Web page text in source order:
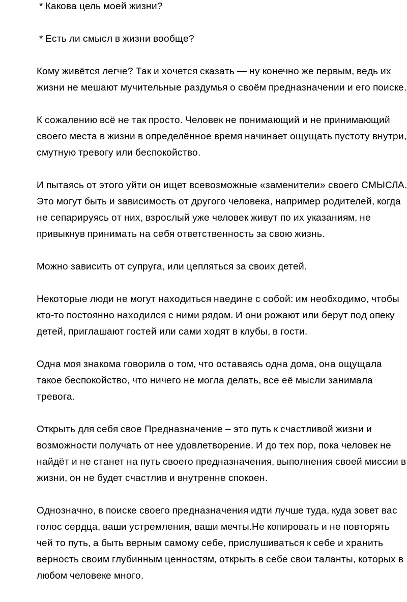
* Какова цель моей жизни?
* Есть ли смысл в жизни вообще?
Кому живётся легче? Так и хочется сказать — ну конечно же первым, ведь их
жизни не мешают мучительные раздумья о своём предназначении и его поиске.
К сожалению всё не так просто. Человек не понимающий и не принимающий
своего места в жизни в определённое время начинает ощущать пустоту внутри,
смутную тревогу или беспокойство.
И пытаясь от этого уйти он ищет всевозможные «заменители» своего СМЫСЛА.
Это могут быть и зависимость от другого человека, например родителей, когда
не сепарируясь от них, взрослый уже человек живут по их указаниям, не
привыкнув принимать на себя ответственность за свою жизнь.
Можно зависить от супруга, или цепляться за своих детей.
Некоторые люди не могут находиться наедине с собой: им необходимо, чтобы
кто-то постоянно находился с ними рядом. И они рожают или берут под опеку
детей, приглашают гостей или сами ходят в клубы, в гости.
Одна моя знакома говорила о том, что оставаясь одна дома, она ощущала
такое беспокойство, что ничего не могла делать, все её мысли занимала
тревога.
Открыть для себя свое Предназначение – это путь к счастливой жизни и
возможности получать от нее удовлетворение. И до тех пор, пока человек не
найдёт и не станет на путь своего предназначения, выполнения своей миссии в
жизни, он не будет счастлив и внутренне спокоен.
Однозначно, в поиске своего предназначения идти лучше туда, куда зовет вас
голос сердца, ваши устремления, ваши мечты.Не копировать и не повторять
чей то путь, а быть верным самому себе, прислушиваться к себе и хранить
верность своим глубинным ценностям, открыть в себе свои таланты, которых в
любом человеке много.